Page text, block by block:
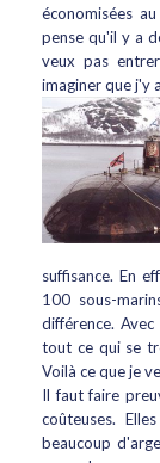
économisées
pense qu'il y a
veux pas
imaginer que j'y
suffisance. En
100 sous-
différence.
tout ce qui se
Voilà ce que je
Il faut faire
coûteuses.
beaucoup